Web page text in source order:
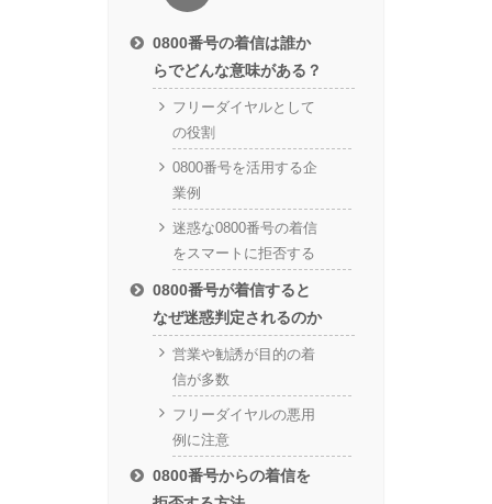
0800番号の着信は誰か
らでどんな意味がある？
フリーダイヤルとして
の役割
0800番号を活用する企
業例
迷惑な0800番号の着信
をスマートに拒否する
0800番号が着信すると
なぜ迷惑判定されるのか
営業や勧誘が目的の着
信が多数
フリーダイヤルの悪用
例に注意
0800番号からの着信を